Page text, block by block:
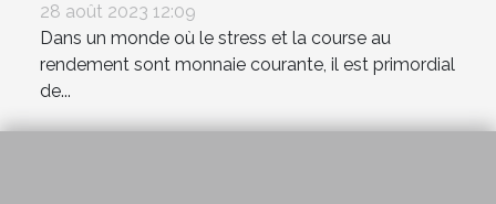
28 août 2023 12:09
Dans un monde où le stress et la course au
rendement sont monnaie courante, il est primordial
de...